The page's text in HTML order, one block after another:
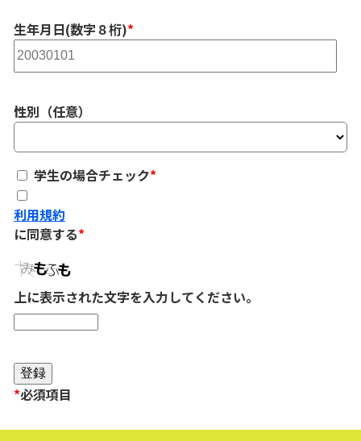
生年月日(数字８桁)*
性別（任意）
学生の場合チェック*
利用規約
に同意する*
上に表示された文字を入力してください。
*必須項目